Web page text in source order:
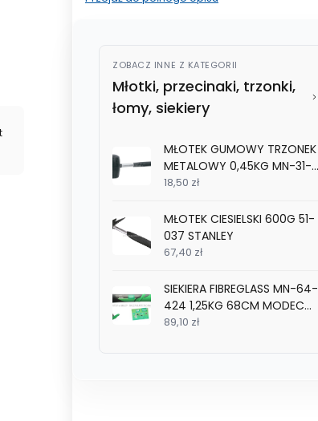
ZOBACZ INNE Z KATEGORII
Młotki, przecinaki, trzonki,
łomy, siekiery
MŁOTEK GUMOWY TRZONEK
METALOWY 0,45KG MN-31-
124 MODECO
18,50 zł
MŁOTEK CIESIELSKI 600G 51-
037 STANLEY
67,40 zł
SIEKIERA FIBREGLASS MN-64-
424 1,25KG 68CM MODECO
GARDEN
89,10 zł